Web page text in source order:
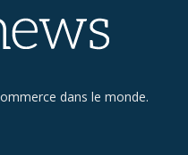
dans le monde.